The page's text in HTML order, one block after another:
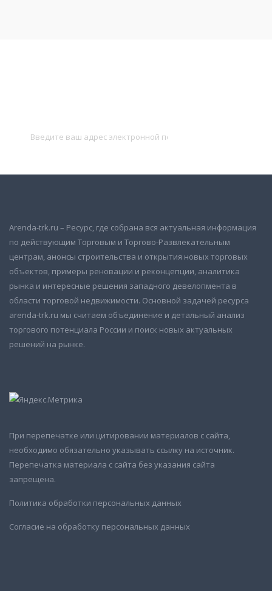
Arenda-trk.ru – Ресурс, где собрана вся актуальная информация
по действующим Торговым и Торгово-Развлекательным
центрам, анонсы строительства и открытия новых торговых
объектов, примеры реновации и реконцепции, аналитика
рынка и интересные решения западного девелопмента в
области торговой недвижимости. Основной задачей ресурса
arenda-trk.ru мы считаем объединение и детальный анализ
торгового потенциала России и поиск новых актуальных
решений на рынке.
При перепечатке или цитировании материалов с сайта,
необходимо обязательно указывать ссылку на источник.
Перепечатка материала с сайта без указания сайта
запрещена.
Политика обработки персональных данных
Согласие на обработку персональных данных